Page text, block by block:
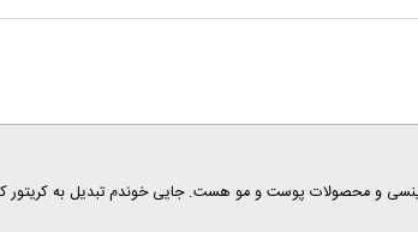
و محصولات پوست و مو هست. جایی خوندم تبدیل به کریتور